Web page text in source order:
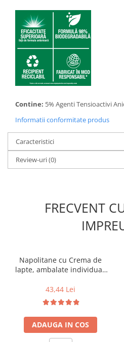
Contine: 5% Agenti Tensioactivi
Informatii conformitate produs
Caracteristici
Review-uri(0)
FRECVENT
Napolitane cu Crema de
lapte, ambalate individual,
43,44 Lei
ADAUGA IN COS